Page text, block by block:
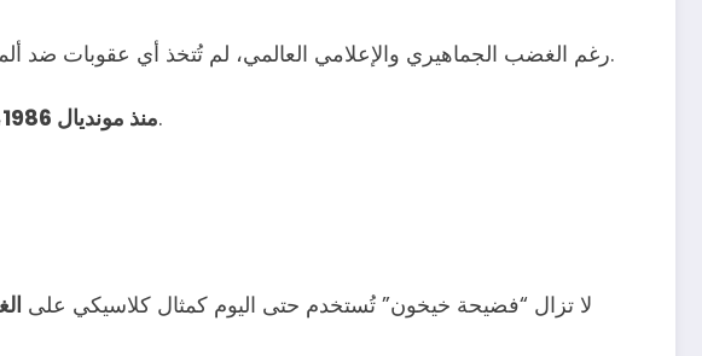
رغم الغضب الجماهيري والإعلامي العالمي، لم تُتخذ أي عقوبات ضدفي كأس العالم.
منذ مونديال 1986، لمنع تكرار أي تلاعب في النتائج.
لا تزال “فضيحة خيخون” تُستخدم حتى اليوم كمثال كلاسيكي على